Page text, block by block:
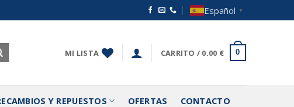
Español ▼
MI LISTA CARRITO / 0.00 € 0
Y REPUESTOS OFERTAS CONTACTO